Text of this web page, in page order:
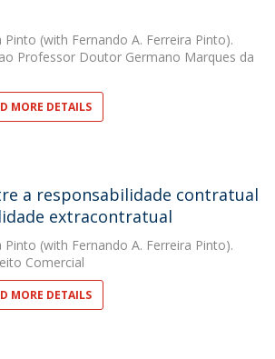
Pinto (with Fernando A. Ferreira Pinto).
Professor Doutor Germano Marques da
MORE DETAILS
a responsabilidade contratual
extracontratual
Pinto (with Fernando A. Ferreira Pinto).
Comercial
MORE DETAILS